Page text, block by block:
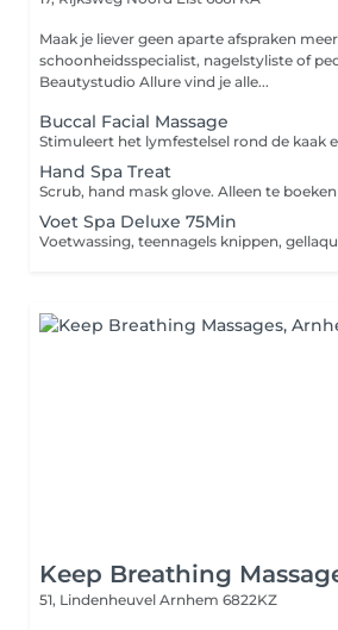
Maak je liever geen aparte afspraken
schoonheidsspecialist, nagelstyliste of
Beautystudio Allure vind je alle...
Buccal Facial Massage
Hand Spa Treat
Voet Spa Deluxe 75Min
Keep Breathing
51, Lindenheuvel Arnhem 6822KZ